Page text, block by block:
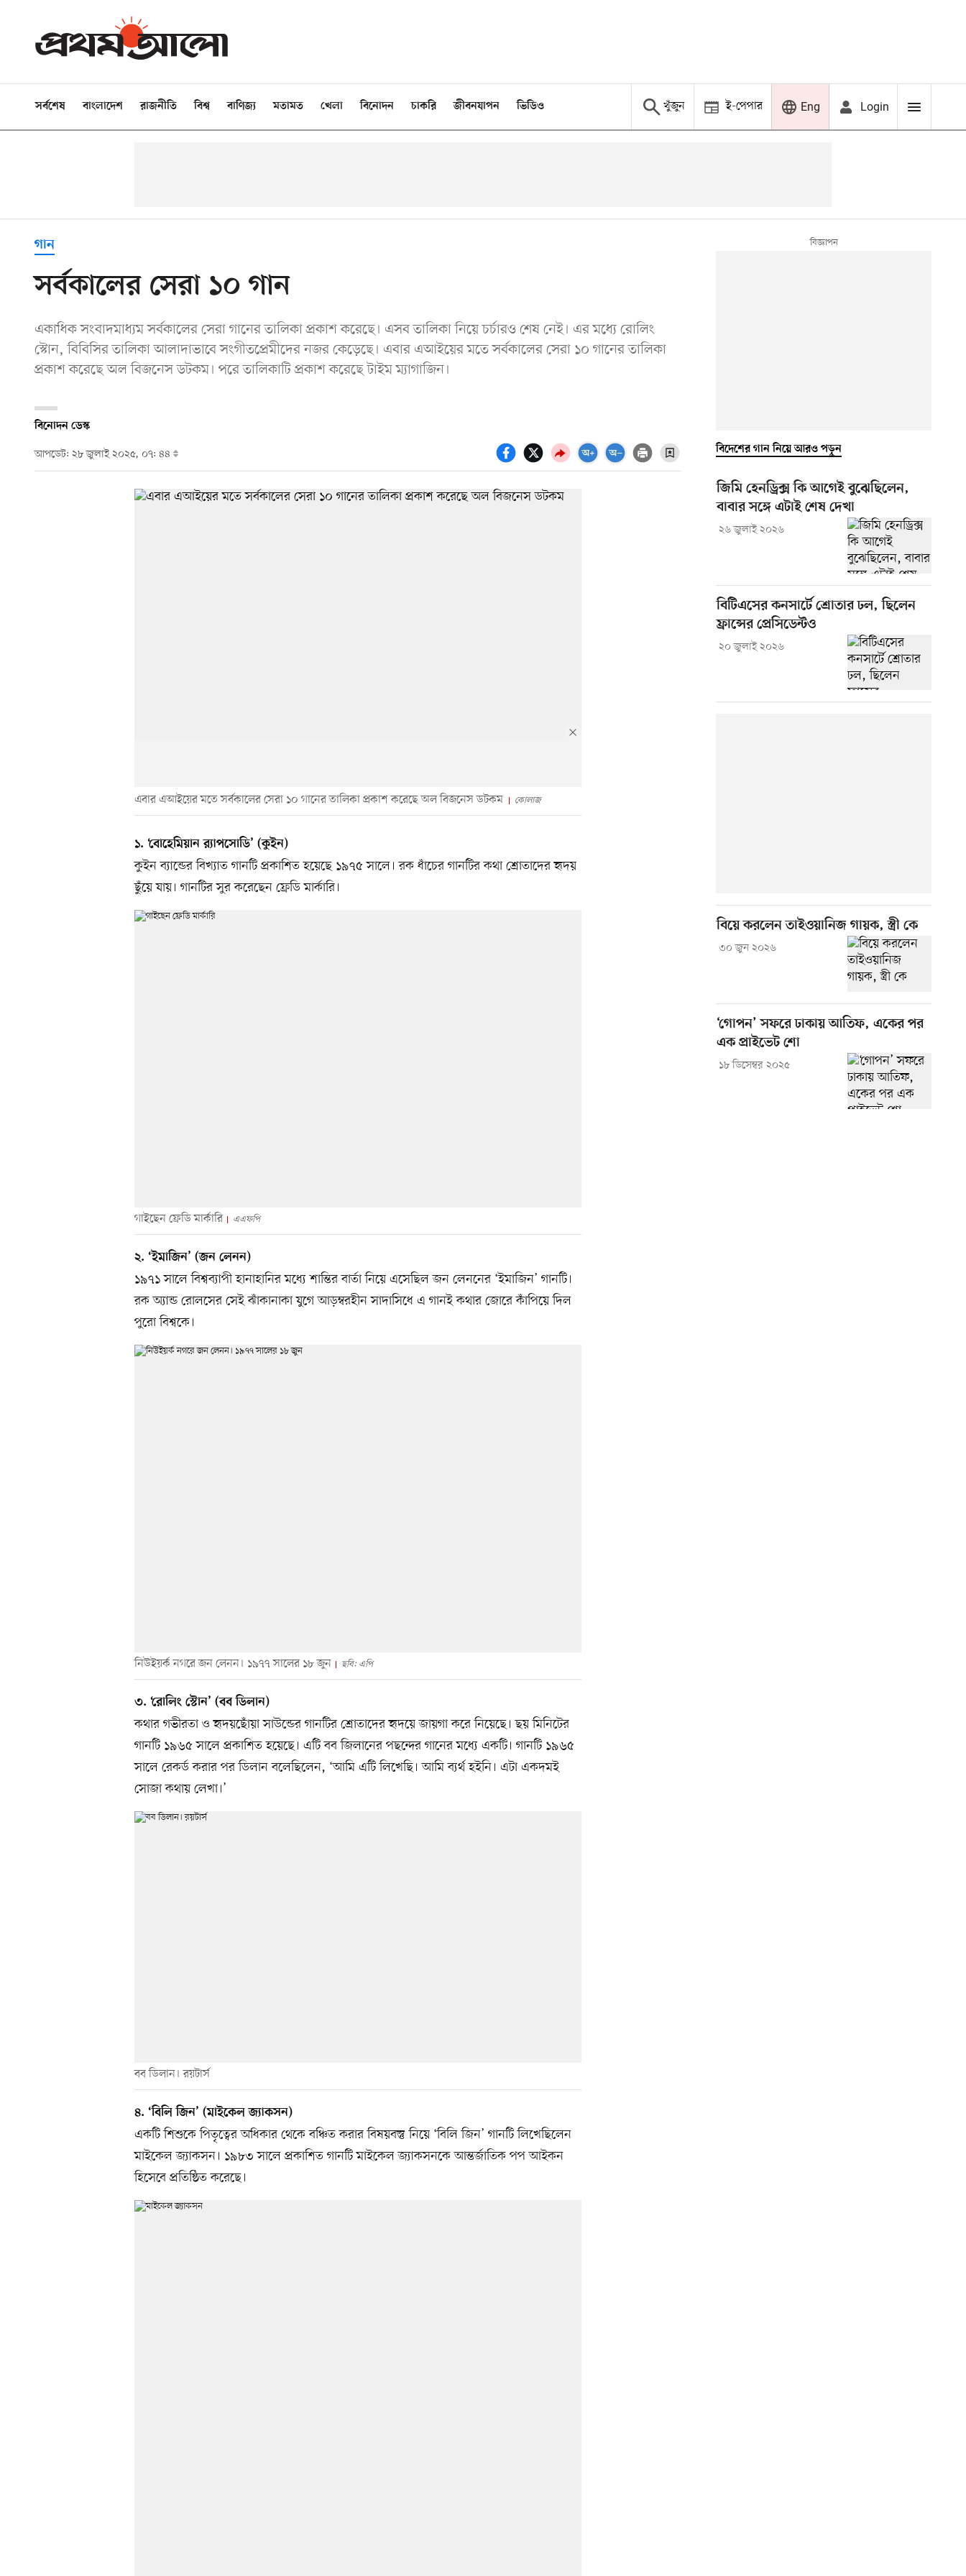
সর্বশেষ বাংলাদেশ রাজনীতি বিশ্ব বাণিজ্য মতামত খেলা বিনোদন চাকরি জীবনযাপন ভিডিও খুঁজুন ই-পেপার Eng Login
গান
সর্বকালের সেরা ১০ গান
একাধিক সংবাদমাধ্যম সর্বকালের সেরা গানের তালিকা প্রকাশ করেছে। এসব তালিকা নিয়ে চর্চারও শেষ নেই। এর মধ্যে রোলিং
স্টোন, বিবিসির তালিকা আলাদাভাবে সংগীতপ্রেমীদের নজর কেড়েছে। এবার এআইয়ের মতে সর্বকালের সেরা ১০ গানের তালিকা
প্রকাশ করেছে অল বিজনেস ডটকম। পরে তালিকাটি প্রকাশ করেছে টাইম ম্যাগাজিন।
বিনোদন ডেস্ক
আপডেট: ২৮ জুলাই ২০২৫, ০৭: ৪৪
এবার এআইয়ের মতে সর্বকালের সেরা ১০ গানের তালিকা প্রকাশ করেছে অল বিজনেস ডটকম কোলাজ
১. ‘বোহেমিয়ান র‍্যাপসোডি’ (কুইন)
কুইন ব্যান্ডের বিখ্যাত গানটি প্রকাশিত হয়েছে ১৯৭৫ সালে। রক ধাঁচের গানটির কথা শ্রোতাদের হৃদয়
ছুঁয়ে যায়। গানটির সুর করেছেন ফ্রেডি মার্কারি।
গাইছেন ফ্রেডি মার্কারি এএফপি
২. ‘ইমাজিন’ (জন লেনন)
১৯৭১ সালে বিশ্বব্যাপী হানাহানির মধ্যে শান্তির বার্তা নিয়ে এসেছিল জন লেননের ‘ইমাজিন’ গানটি।
রক অ্যান্ড রোলসের সেই ঝাঁকানাকা যুগে আড়ম্বরহীন সাদাসিধে এ গানই কথার জোরে কাঁপিয়ে দিল
পুরো বিশ্বকে।
নিউইয়র্ক নগরে জন লেনন। ১৯৭৭ সালের ১৮ জুন ছবি: এপি
৩. ‘রোলিং স্টোন’ (বব ডিলান)
কথার গভীরতা ও হৃদয়ছোঁয়া সাউন্ডের গানটির শ্রোতাদের হৃদয়ে জায়গা করে নিয়েছে। ছয় মিনিটের
গানটি ১৯৬৫ সালে প্রকাশিত হয়েছে। এটি বব জিলানের পছন্দের গানের মধ্যে একটি। গানটি ১৯৬৫
সালে রেকর্ড করার পর ডিলান বলেছিলেন, ‘আমি এটি লিখেছি। আমি ব্যর্থ হইনি। এটা একদমই
সোজা কথায় লেখা।’
বব ডিলান। রয়টার্স
৪. ‘বিলি জিন’ (মাইকেল জ্যাকসন)
একটি শিশুকে পিতৃত্বের অধিকার থেকে বঞ্চিত করার বিষয়বস্তু নিয়ে ‘বিলি জিন’ গানটি লিখেছিলেন
মাইকেল জ্যাকসন। ১৯৮৩ সালে প্রকাশিত গানটি মাইকেল জ্যাকসনকে আন্তর্জাতিক পপ আইকন
হিসেবে প্রতিষ্ঠিত করেছে।
বিদেশের গান নিয়ে আরও পড়ুন
জিমি হেনড্রিক্স কি আগেই বুঝেছিলেন,
বাবার সঙ্গে এটাই শেষ দেখা
২৬ জুলাই ২০২৬
বিটিএসের কনসার্টে শ্রোতার ঢল, ছিলেন
ফ্রান্সের প্রেসিডেন্টও
২০ জুলাই ২০২৬
বিয়ে করলেন তাইওয়ানিজ গায়ক, স্ত্রী কে
৩০ জুন ২০২৬
‘গোপন’ সফরে ঢাকায় আতিফ, একের পর
এক প্রাইভেট শো
১৮ ডিসেম্বর ২০২৫